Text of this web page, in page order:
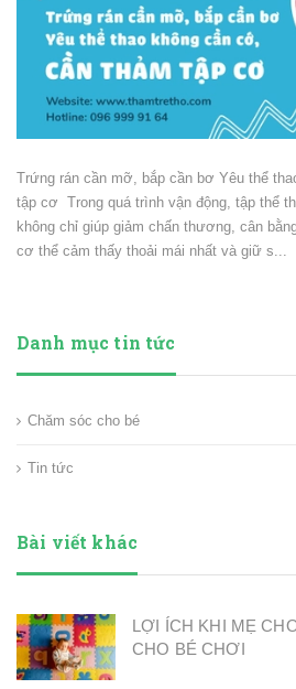
Trứng rán cần mỡ, bắp cần bơ Yêu thể
tập cơ Trong quá trình vận động, tập thể
không chỉ giúp giảm chấn thương, cân
cơ thể cảm thấy thoải mái nhất và giữ s...
Danh mục tin tức
Chăm sóc cho bé
Tin tức
Bài viết khác
LỢI ÍCH KHI MẸ
CHO BÉ CHƠI